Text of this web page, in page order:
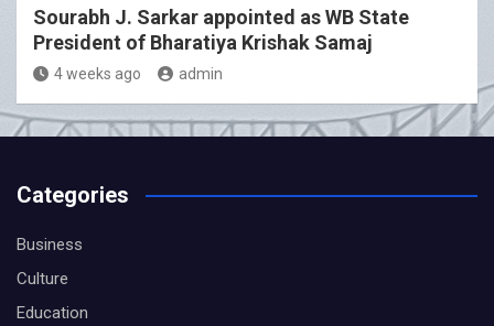
Sourabh J. Sarkar appointed as WB State
President of Bharatiya Krishak Samaj
4 weeks ago admin
Categories
Business
Culture
Education